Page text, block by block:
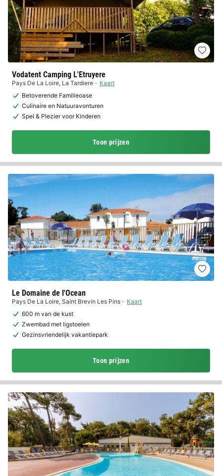
Vodatent Camping L'Etruyere
Pays De La Loire, La Tardiere
Kaart
Betoverende Familieoase
Culinaire en Natuuravonturen
Spel & Plezier voor Kinderen
Toon prijzen
Le Domaine de l'Ocean
Pays De La Loire, Saint Brevin Les Pins
Kaart
600 m van de kust
Zwembad met ligstoelen
Gezinsvriendelijk vakantiepark
Toon prijzen